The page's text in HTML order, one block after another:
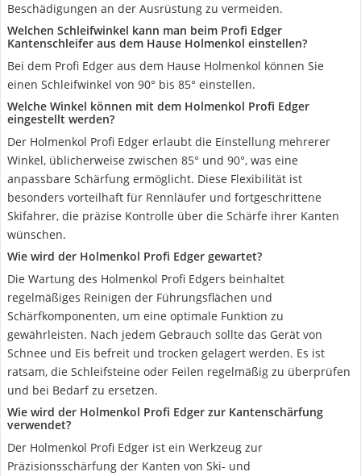
Beschädigungen an der Ausrüstung zu vermeiden.
Welchen Schleifwinkel kann man beim Profi Edger
Kantenschleifer aus dem Hause Holmenkol einstellen?
Bei dem Profi Edger aus dem Hause Holmenkol können Sie
einen Schleifwinkel von 90° bis 85° einstellen.
Welche Winkel können mit dem Holmenkol Profi Edger
eingestellt werden?
Der Holmenkol Profi Edger erlaubt die Einstellung mehrerer
Winkel, üblicherweise zwischen 85° und 90°, was eine
anpassbare Schärfung ermöglicht. Diese Flexibilität ist
besonders vorteilhaft für Rennläufer und fortgeschrittene
Skifahrer, die präzise Kontrolle über die Schärfe ihrer Kanten
wünschen.
Wie wird der Holmenkol Profi Edger gewartet?
Die Wartung des Holmenkol Profi Edgers beinhaltet
regelmäßiges Reinigen der Führungsflächen und
Schärfkomponenten, um eine optimale Funktion zu
gewährleisten. Nach jedem Gebrauch sollte das Gerät von
Schnee und Eis befreit und trocken gelagert werden. Es ist
ratsam, die Schleifsteine oder Feilen regelmäßig zu überprüfen
und bei Bedarf zu ersetzen.
Wie wird der Holmenkol Profi Edger zur Kantenschärfung
verwendet?
Der Holmenkol Profi Edger ist ein Werkzeug zur
Präzisionsschärfung der Kanten von Ski- und